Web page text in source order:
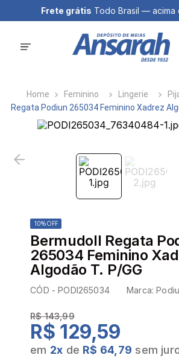
Frete grátis Todo Brasil — acima
Feminino Lingerie
Regata Podiun 265034 Feminino Xadrez
10%OFF
Bermudoll Regata
265034 Feminino
Algodão T. P/GG
CÓD -PODI265034 Marca:
R$ 143,99
R$ 129,59
em 2x de R$ 64,79 sem